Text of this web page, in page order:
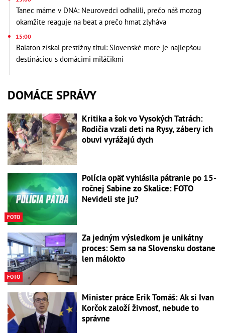
Tanec máme v DNA: Neurovedci odhalili, prečo náš mozog
okamžite reaguje na beat a prečo hmat zlyháva
15:00
Balaton získal prestížny titul: Slovenské more je najlepšou
destináciou s domácimi miláčikmi
DOMÁCE SPRÁVY
Kritika a šok vo Vysokých Tatrách:
Rodičia vzali deti na Rysy, zábery ich
obuvi vyrážajú dych
FOTO
Polícia opäť vyhlásila pátranie po 15-
ročnej Sabine zo Skalice: FOTO
Nevideli ste ju?
FOTO
Za jedným výsledkom je unikátny
proces: Sem sa na Slovensku dostane
len málokto
Minister práce Erik Tomáš: Ak si Ivan
Korčok založí živnosť, nebude to
správne